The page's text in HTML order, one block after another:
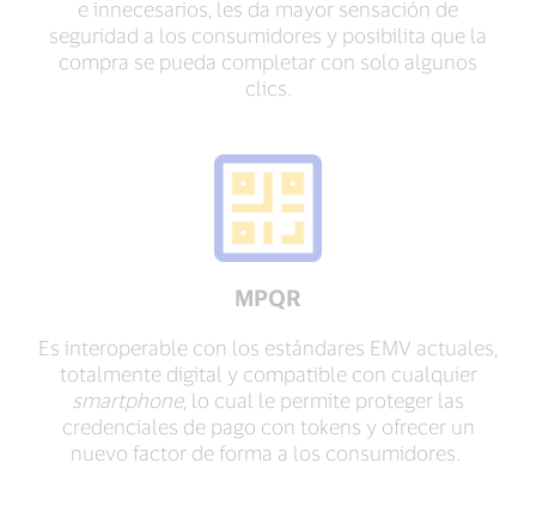
e innecesarios, les da mayor sensación de
seguridad a los consumidores y posibilita que la
compra se pueda completar con solo algunos
clics.
MPQR
Es interoperable con los estándares EMV actuales,
totalmente digital y compatible con cualquier
smartphone, lo cual le permite proteger las
credenciales de pago con tokens y ofrecer un
nuevo factor de forma a los consumidores.